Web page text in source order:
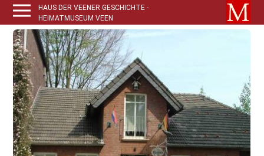
HAUS DER VEENER GESCHICHTE -
HEIMATMUSEUM VEEN